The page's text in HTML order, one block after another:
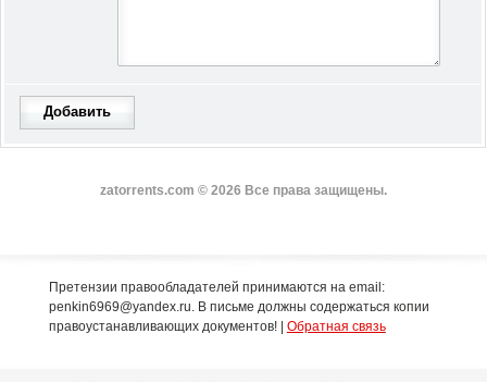
Добавить
zatorrents.com © 2026 Все права защищены.
Претензии правообладателей принимаются на email:
penkin6969@yandex.ru. В письме должны содержаться копии
правоустанавливающих документов! | Обратная связь